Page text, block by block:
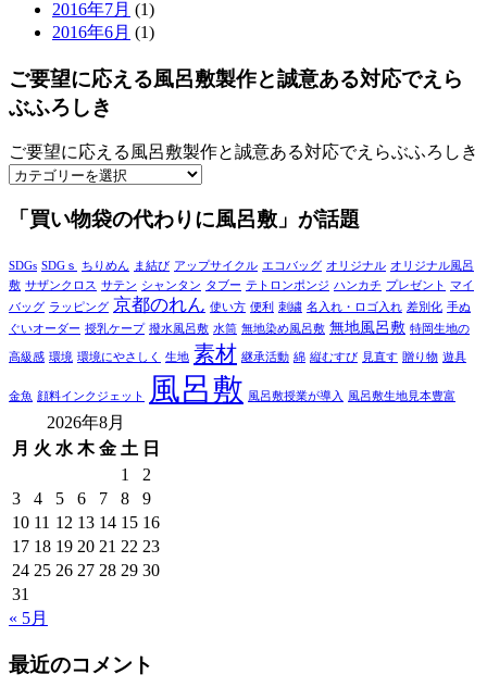
2016年7月 (1)
2016年6月 (1)
ご要望に応える風呂敷製作と誠意ある対応でえら
ぶふろしき
ご要望に応える風呂敷製作と誠意ある対応でえらぶふろしき
「買い物袋の代わりに風呂敷」が話題
SDGs SDGｓ ちりめん ま結び アップサイクル エコバッグ オリジナル オリジナル風呂
敷 サザンクロス サテン シャンタン タブー テトロンポンジ ハンカチ プレゼント マイ
バッグ ラッピング 京都のれん 使い方 便利 刺繍 名入れ・ロゴ入れ 差別化 手ぬ
ぐいオーダー 授乳ケープ 撥水風呂敷 水筒 無地染め風呂敷 無地風呂敷 特岡生地の
高級感 環境 環境にやさしく 生地 素材 継承活動 綿 縦むすび 見直す 贈り物 遊具
金魚 顔料インクジェット 風呂敷 風呂敷授業が導入 風呂敷生地見本豊富
2026年8月
月 火 水 木 金 土 日
1
2
3
4 5 6 7 8
9
10 11 12 13 14 15 16
17 18 19 20 21 22 23
24 25 26 27 28 29 30
31
« 5月
最近のコメント